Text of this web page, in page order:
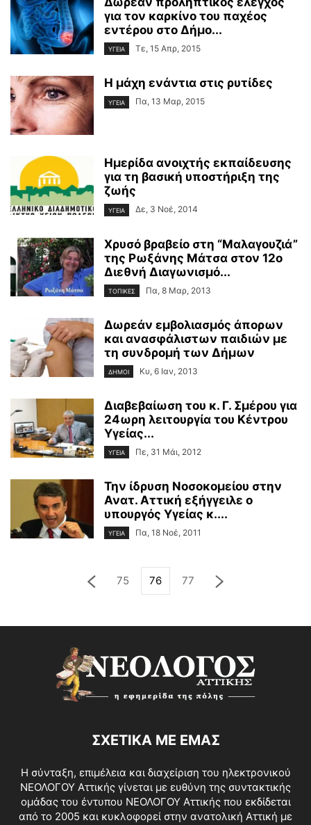
για τον καρκίνο του παχέος
εντέρου στο Δήμο...
ΥΓΕΙΑ Τε, 15 Απρ, 2015
Η μάχη ενάντια στις ρυτίδες
ΥΓΕΙΑ Πα, 13 Μαρ, 2015
Ημερίδα ανοιχτής εκπαίδευσης
για τη βασική υποστήριξη της
ζωής
ΥΓΕΙΑ Δε, 3 Νοέ, 2014
Χρυσό βραβείο στη “Μαλαγουζιά”
της Ρωξάνης Μάτσα στον 12o
Διεθνή Διαγωνισμό...
ΤΟΠΙΚΕΣ Πα, 8 Μαρ, 2013
Δωρεάν εμβολιασμός άπορων
και ανασφάλιστων παιδιών με
τη συνδρομή των Δήμων
ΔΗΜΟΙ Κυ, 6 Ιαν, 2013
Διαβεβαίωση του κ. Γ. Σμέρου για
24ωρη λειτουργία του Κέντρου
Υγείας...
ΥΓΕΙΑ Πε, 31 Μάι, 2012
Την ίδρυση Νοσοκομείου στην
Ανατ. Αττική εξήγγειλε ο
υπουργός Υγείας κ....
ΥΓΕΙΑ Πα, 18 Νοέ, 2011
75 76 77
ΣΧΕΤΙΚΑ ΜΕ ΕΜΑΣ
Η σύνταξη, επιμέλεια και διαχείριση του ηλεκτρονικού
ΝΕΟΛΟΓΟΥ Αττικής γίνεται με ευθύνη της συντακτικής
ομάδας του έντυπου ΝΕΟΛΟΓΟΥ Αττικής που εκδίδεται
από το 2005 και κυκλοφορεί στην ανατολική Αττική με